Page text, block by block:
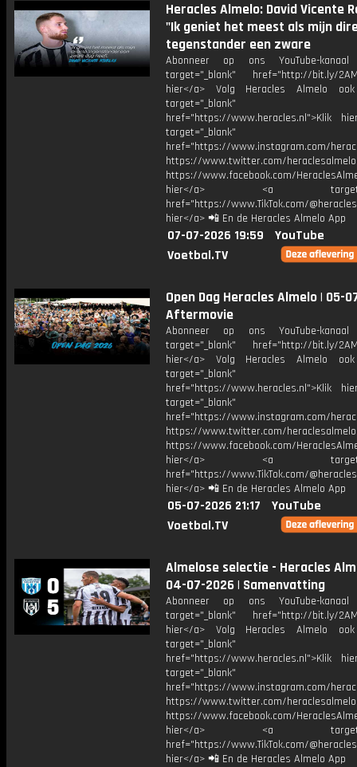
Heracles Almelo: David Vicente
"Ik geniet het meest als mijn
tegenstander een zware
Abonneer op ons YouTube-
target="_blank" href="http://bit.ly/
hier</a> Volg Heracles Almelo
target="_blank"
href="https://www.heracles.nl">Klik
target="_blank"
href="https://www.instagram.com/
https://www.twitter.com/heraclesalmelo
https://www.facebook.com/
hier</a> <a
href="https://www.TikTok.com/
hier</a> 📲 En de Heracles Almelo App
07-07-2026 19:59
YouTube
Voetbal.TV
Open Dag Heracles Almelo | 05-
Aftermovie
Abonneer op ons YouTube-
target="_blank" href="http://bit.ly/
hier</a> Volg Heracles Almelo
target="_blank"
href="https://www.heracles.nl">Klik
target="_blank"
href="https://www.instagram.com/
https://www.twitter.com/heraclesalmelo
https://www.facebook.com/
hier</a> <a
href="https://www.TikTok.com/
hier</a> 📲 En de Heracles Almelo App
05-07-2026 21:17
YouTube
Voetbal.TV
Almelose selectie - Heracles
04-07-2026 | Samenvatting
Abonneer op ons YouTube-
target="_blank" href="http://bit.ly/
hier</a> Volg Heracles Almelo
target="_blank"
href="https://www.heracles.nl">Klik
target="_blank"
href="https://www.instagram.com/
https://www.twitter.com/heraclesalmelo
https://www.facebook.com/
hier</a> <a
href="https://www.TikTok.com/
hier</a> 📲 En de Heracles Almelo App